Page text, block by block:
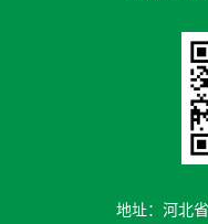
地址：河北